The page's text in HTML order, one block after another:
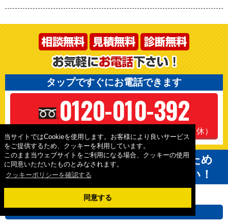
当サイトではCookieを使用します。お客様により良いサービス
をご提供するため、クッキーを利用しています。
このまま当ウェブサイトをご利用になる場合、クッキーの使用
に同意いただいたものとみなされます。
クッキーポリシーを確認する
同意する
タップですぐにお電話できます
0120-010-392
受付時間 10:00～18:00（毎週日曜日定休、他不定休）
絶対に損はさせません！後悔しないため
にも他社と見積りを比較してください！